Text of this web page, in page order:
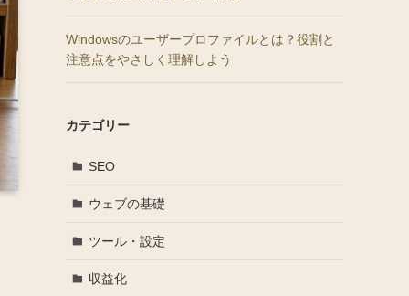
Windowsのユーザープロファイルとは？役割と
注意点をやさしく理解しよう
カテゴリー
SEO
ウェブの基礎
ツール・設定
収益化